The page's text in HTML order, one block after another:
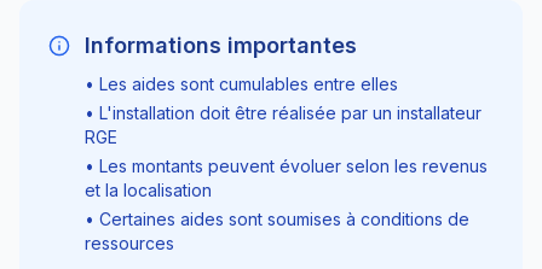
Informations importantes
• Les aides sont cumulables entre elles
• L'installation doit être réalisée par un installateur
RGE
• Les montants peuvent évoluer selon les revenus
et la localisation
• Certaines aides sont soumises à conditions de
ressources